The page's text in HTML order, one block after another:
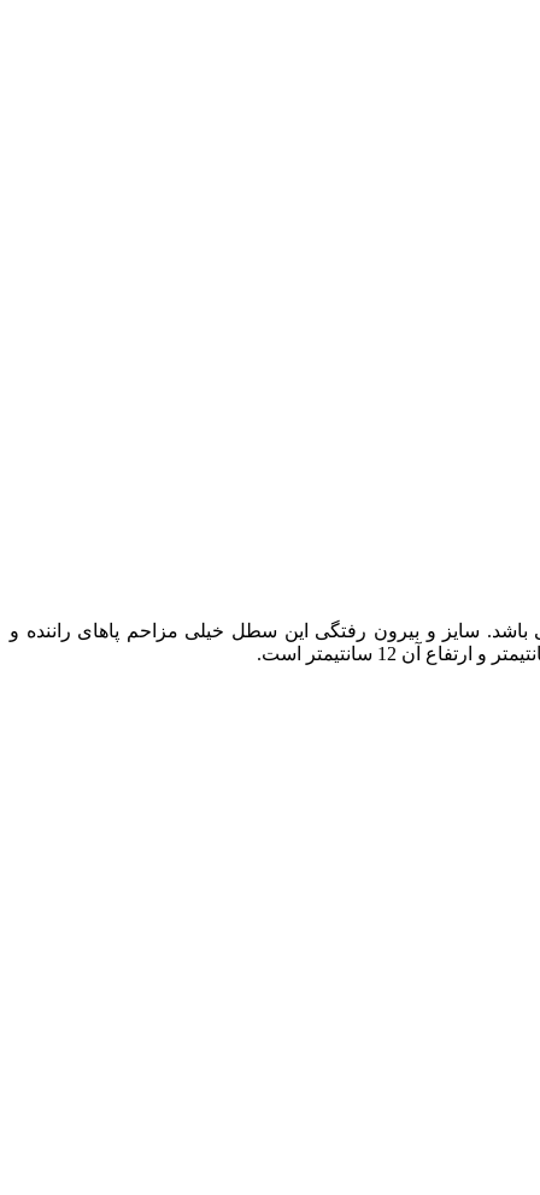
سایز و بیرون رفتگی این سطل خیلی مزاحم پاهای راننده و